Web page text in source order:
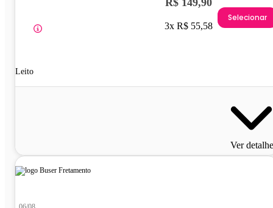
Leito
3x R$ 55,58
Selecionar
Ver